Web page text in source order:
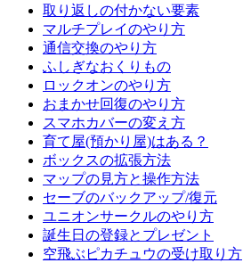
取り返しの付かない要素
マルチプレイのやり方
通信交換のやり方
ふしぎなおくりもの
ロックオンのやり方
おまかせ回復のやり方
スマホカバーの変え方
育て屋(預かり屋)はある？
ボックスの拡張方法
マップの見方と操作方法
セーブのバックアップ/復元
ユニオンサークルのやり方
誕生日の登録とプレゼント
空飛ぶピカチュウの受け取り方